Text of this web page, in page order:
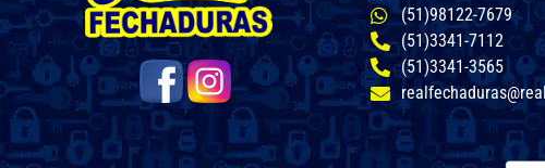
(51)98122-7679
(51)3341-7112
(51)3341-3565